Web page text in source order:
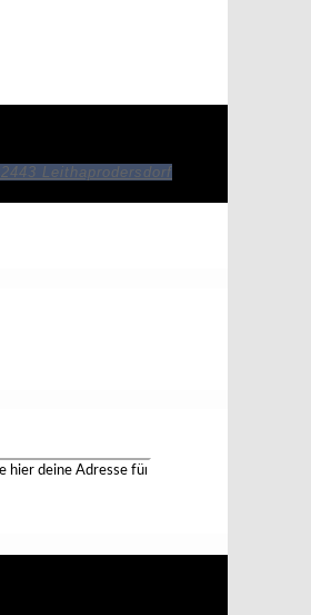
2443 Leithaprodersdorf